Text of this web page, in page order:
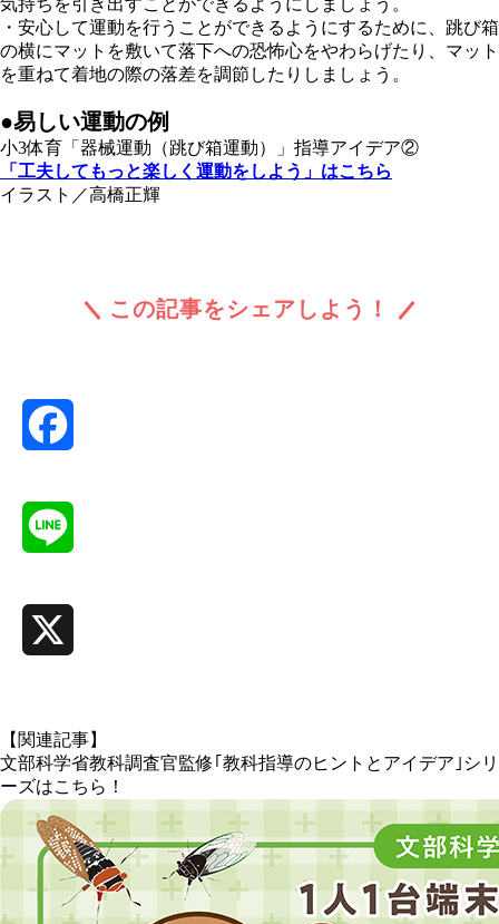
・安心して運動を行うことができるようにするために、跳び箱
の横にマットを敷いて落下への恐怖心をやわらげたり、マット
を重ねて着地の際の落差を調節したりしましょう。
●易しい運動の例
小3体育「器械運動（跳び箱運動）」指導アイデア②
「工夫してもっと楽しく運動をしよう」はこちら
イラスト／高橋正輝
この記事をシェアしよう！
【関連記事】
文部科学省教科調査官監修｢教科指導のヒントとアイデア｣シリ
ーズはこちら！